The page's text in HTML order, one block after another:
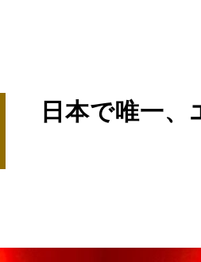
日本で唯一